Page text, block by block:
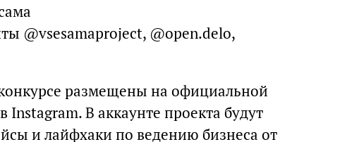
@vsesamaproject, @open.delo,
размещены на официальной
Instagram. В аккаунте проекта будут
и лайфхаки по ведению бизнеса от